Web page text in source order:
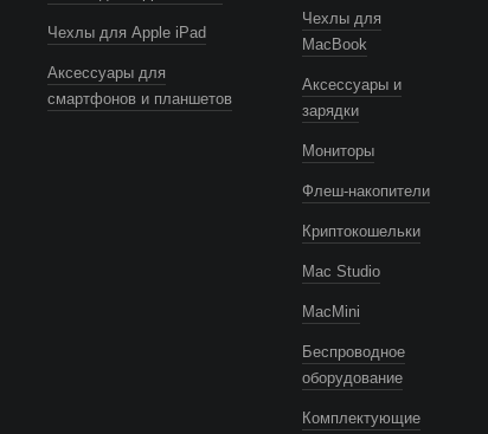
Чехлы для Apple iPad
Аксессуары для
смартфонов и планшетов
Чехлы для
MacBook
Аксессуары и
зарядки
Мониторы
Флеш-накопители
Криптокошельки
Mac Studio
MacMini
Беспроводное
оборудование
Комплектующие